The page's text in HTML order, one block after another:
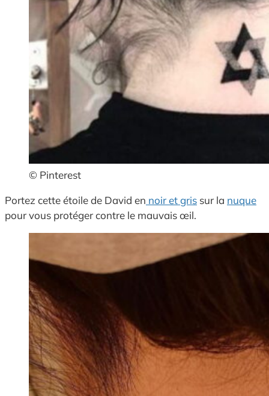
© Pinterest
Portez cette étoile de David en noir et gris sur la nuque
pour vous protéger contre le mauvais œil.